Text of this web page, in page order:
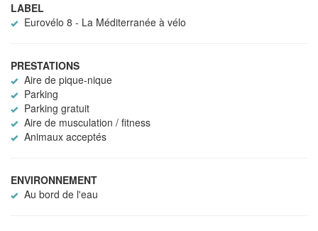
LABEL
Eurovélo 8 - La Méditerranée à vélo
PRESTATIONS
Aire de pique-nique
Parking
Parking gratuit
Aire de musculation / fitness
Animaux acceptés
ENVIRONNEMENT
Au bord de l'eau